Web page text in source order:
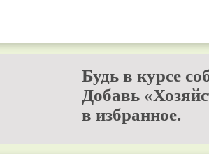
Будь в курсе
Добавь
в избранное.